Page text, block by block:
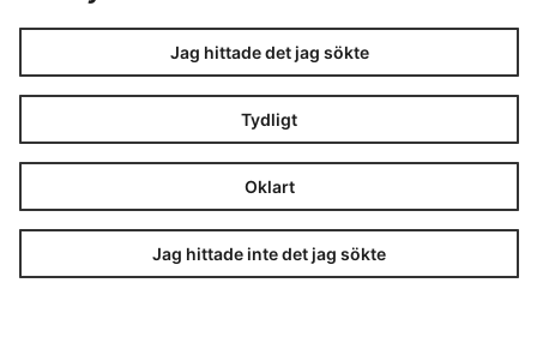
Jag hittade det jag sökte
Tydligt
Oklart
Jag hittade inte det jag sökte